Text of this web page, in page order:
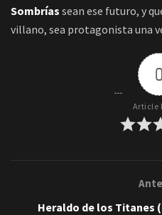
Sombrías sean ese futuro, y
villano, sea protagonista una
0
Article
Heraldo de los Titanes